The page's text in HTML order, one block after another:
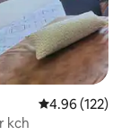
Calificación
4.96 (122)
kch